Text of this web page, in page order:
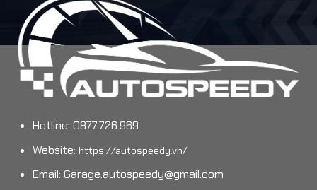
Hotline: 0877.726.969
Website: https://autospeedy.vn/
Email: Garage.autospeedy@gmail.com